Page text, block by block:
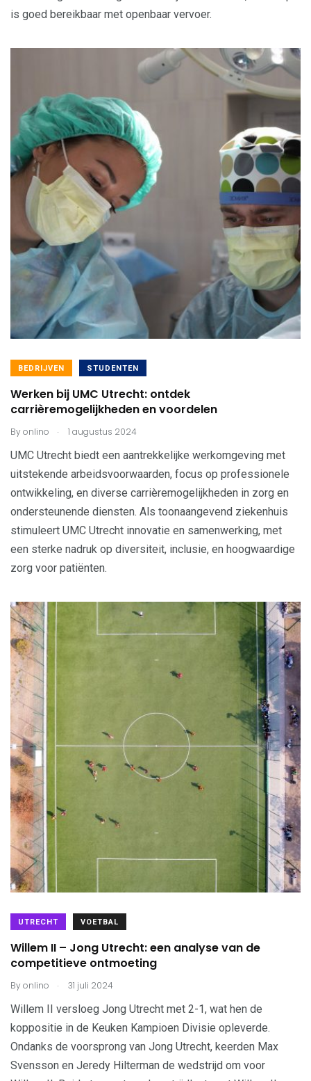
is goed bereikbaar met openbaar vervoer.
BEDRIJVEN STUDENTEN
Werken bij UMC Utrecht: ontdek
carrièremogelijkheden en voordelen
Byonlino . 1 augustus 2024
UMC Utrecht biedt een aantrekkelijke werkomgeving met
uitstekende arbeidsvoorwaarden, focus op professionele
ontwikkeling, en diverse carrièremogelijkheden in zorg en
ondersteunende diensten. Als toonaangevend ziekenhuis
stimuleert UMC Utrecht innovatie en samenwerking, met
een sterke nadruk op diversiteit, inclusie, en hoogwaardige
zorg voor patiënten.
UTRECHT VOETBAL
Willem II – Jong Utrecht: een analyse van de
competitieve ontmoeting
Byonlino . 31 juli 2024
Willem II versloeg Jong Utrecht met 2-1, wat hen de
koppositie in de Keuken Kampioen Divisie opleverde.
Ondanks de voorsprong van Jong Utrecht, keerden Max
Svensson en Jeredy Hilterman de wedstrijd om voor